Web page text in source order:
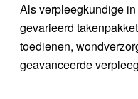
Als verpleegkundige
gevarieerd
toedienen,
geavanceerde